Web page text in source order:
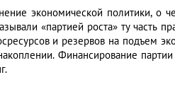
экономической политики, о
«партией роста» ту часть
и резервов на подъем
Финансирование